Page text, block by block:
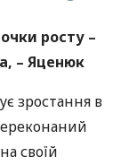
росту –
– Яценюк
зростання в
своїй